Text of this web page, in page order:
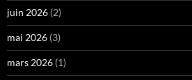
juin 2026 (2)
mai 2026 (3)
mars 2026 (1)